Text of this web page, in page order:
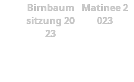
Birnbaum
sitzung 20
23
Matinee 2
023